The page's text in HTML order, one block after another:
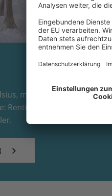
monatelange
Rentiere sind geniale